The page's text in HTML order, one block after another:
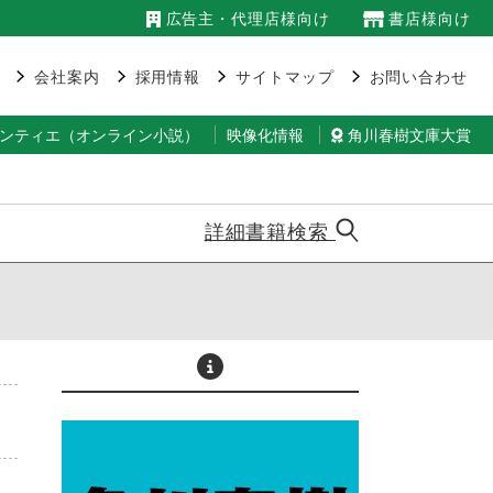
広告主・代理店様向け 書店様向け
会社案内 採用情報 サイトマップ お問い合わせ
ティエ（オンライン小説） 映像化情報 角川春樹文庫大賞
詳細書籍検索